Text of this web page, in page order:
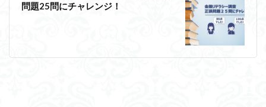
問題25問にチャレンジ！